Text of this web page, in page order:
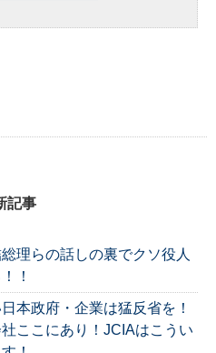
記事
理らの話しの裏でクソ役人
！
本政府・企業は猛反省を！
ここにあり！JCIAはこうい